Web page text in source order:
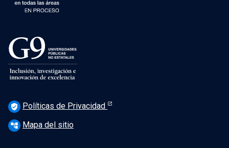
verified_user Políticas de Privacidad
account_tree Mapa del sitio